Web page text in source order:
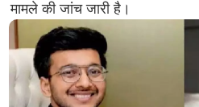
मामले की जांच जारी है।